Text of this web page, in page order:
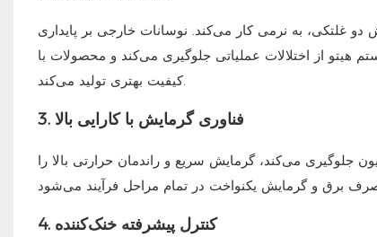
غلتکی، به نرمی کار می‌کند. نوسانات خارجی بر پایداری
هیتو از اختلالات عملیاتی جلوگیری می‌کند و محصولات با
کیفیت بهتری تولید می‌کند.
3. فناوری گرمایش با کارایی بالا
جلوگیری می‌کند، گرمایش سریع و راندمان حرارتی بالا را
4. کنترل پیشرفته خنک‌کننده